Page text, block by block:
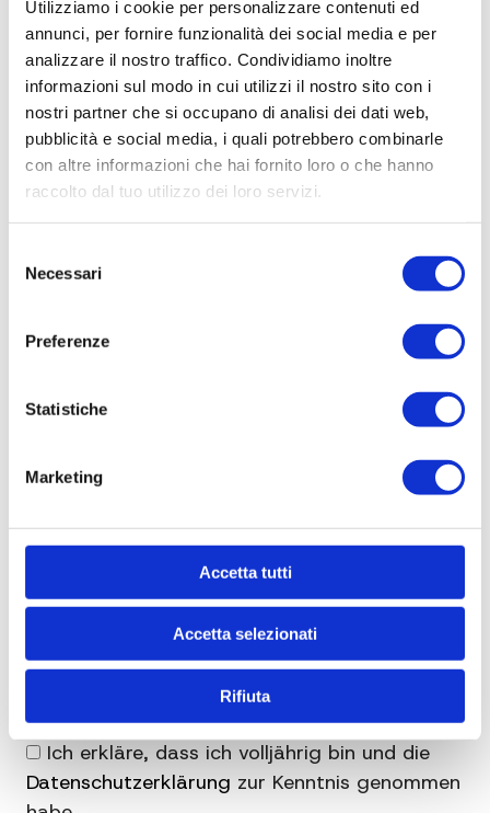
Utilizziamo i cookie per personalizzare contenuti ed
annunci, per fornire funzionalità dei social media e per
analizzare il nostro traffico. Condividiamo inoltre
informazioni sul modo in cui utilizzi il nostro sito con i
nostri partner che si occupano di analisi dei dati web,
pubblicità e social media, i quali potrebbero combinarle
con altre informazioni che hai fornito loro o che hanno
raccolto dal tuo utilizzo dei loro servizi.
delNecessari
Preferenze
Statistiche
Marketing
Accetta tutti
Accetta selezionati
Rifiuta
Ich erkläre, dass ich volljährig bin und die
Datenschutzerklärung zur Kenntnis genommen